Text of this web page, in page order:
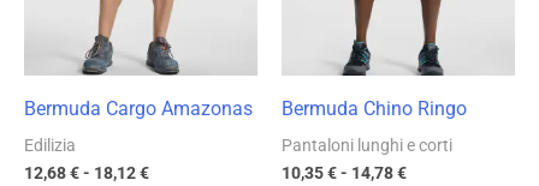
Bermuda Cargo Amazonas
Edilizia
12,68€- 18,12€
Bermuda Chino Ringo
Pantaloni lunghi e corti
10,35€- 14,78€